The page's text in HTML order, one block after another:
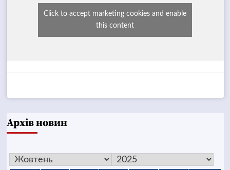
Click to accept marketing cookies and enable
this content
Архів новин